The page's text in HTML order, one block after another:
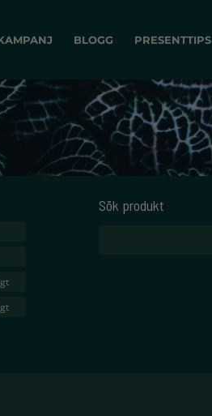
BLOGG PRESENTTIPS
Sök produkt